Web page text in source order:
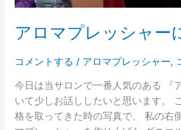
アロマプレッシャー
コメントする / アロマプレッシャー,
今日は当サロンで一番人気のある 『
いて少しお話ししたいと思います。
格を取ってきた時の写真で、 私の右
つ
い
て